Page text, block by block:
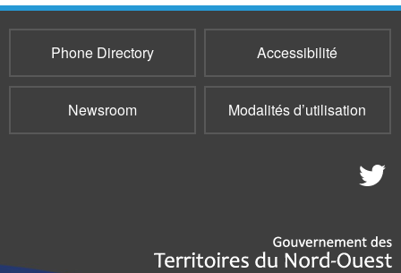
mail)
Phone Directory Accessibilité
Newsroom Modalités d’utilisation